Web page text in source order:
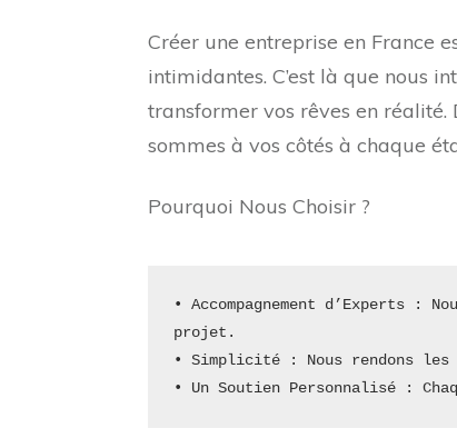
Créer une entreprise en France
intimidantes. C’est là que nous
transformer vos rêves en
sommes à vos côtés à chaque
Pourquoi Nous Choisir ?
• Accompagnement d’Experts
projet.
• Simplicité : Nous rendons
• Un Soutien Personnalisé :